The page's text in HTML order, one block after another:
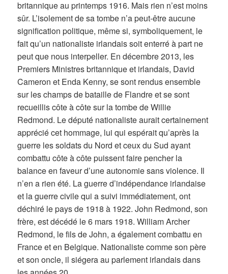
britannique au printemps 1916. Mais rien n’est moins
sûr. L’isolement de sa tombe n’a peut-être aucune
signification politique, même si, symboliquement, le
fait qu’un nationaliste irlandais soit enterré à part ne
peut que nous interpeller. En décembre 2013, les
Premiers Ministres britannique et irlandais, David
Cameron et Enda Kenny, se sont rendus ensemble
sur les champs de bataille de Flandre et se sont
recueillis côte à côte sur la tombe de Willie
Redmond. Le député nationaliste aurait certainement
apprécié cet hommage, lui qui espérait qu’après la
guerre les soldats du Nord et ceux du Sud ayant
combattu côte à côte puissent faire pencher la
balance en faveur d’une autonomie sans violence. Il
n’en a rien été. La guerre d’indépendance irlandaise
et la guerre civile qui a suivi immédiatement, ont
déchiré le pays de 1918 à 1922. John Redmond, son
frère, est décédé le 6 mars 1918. William Archer
Redmond, le fils de John, a également combattu en
France et en Belgique. Nationaliste comme son père
et son oncle, il siégera au parlement irlandais dans